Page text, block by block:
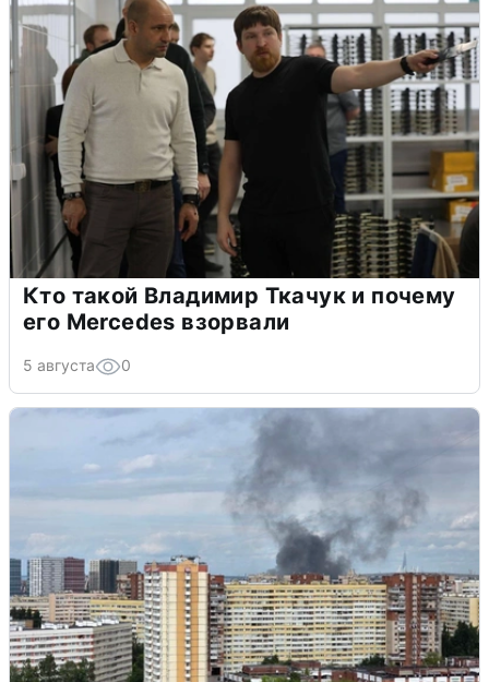
Кто такой Владимир Ткачук и почему
его Mercedes взорвали
5 августа 0